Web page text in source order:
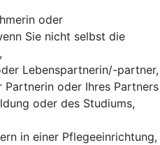
oder
Sie nicht selbst die
Lebenspartnerin/-partner,
Partnerin oder Ihres Partners
oder des Studiums,
in einer Pflegeeinrichtung,